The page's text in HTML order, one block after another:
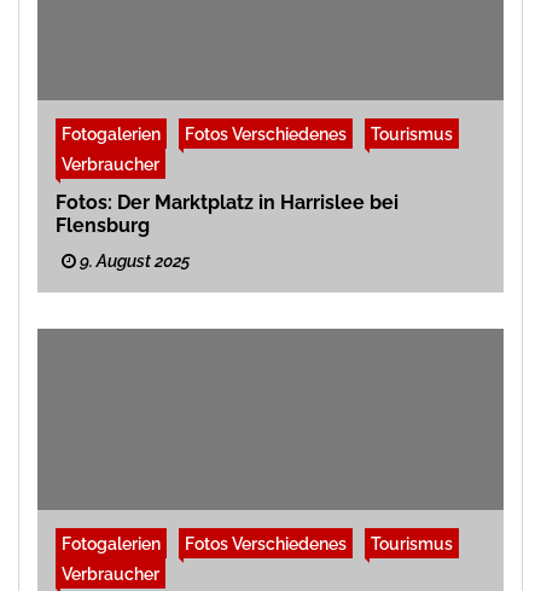
Fotogalerien Fotos Verschiedenes
Tourismus
Verbraucher
Fotos: Der Marktplatz in Harrislee bei
Flensburg
9. August 2025
Fotogalerien Fotos Verschiedenes
Tourismus
Verbraucher